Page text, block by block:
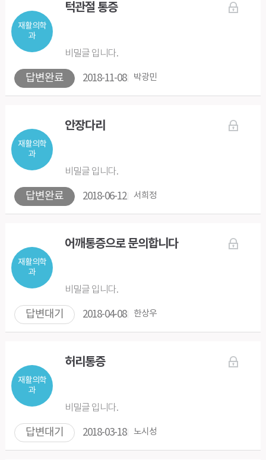
재활의학
과
턱관절 통증
답변완료
비밀글 입니다.
2018-11-08 박광민
재활의학
과
안장다리
답변완료
비밀글 입니다.
2018-06-12 서희정
재활의학
과
어깨통증으로 문의합니다
답변대기
비밀글 입니다.
2018-04-08 한상우
재활의학
과
허리통증
답변대기
비밀글 입니다.
2018-03-18 노시성